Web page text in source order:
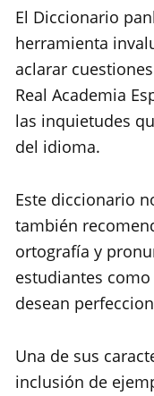
El Diccionario
herramienta
aclarar
Real Academia
las inquietudes
del idioma.
Este diccionario
también
ortografía y
estudiantes
desean
Una de sus
inclusión de